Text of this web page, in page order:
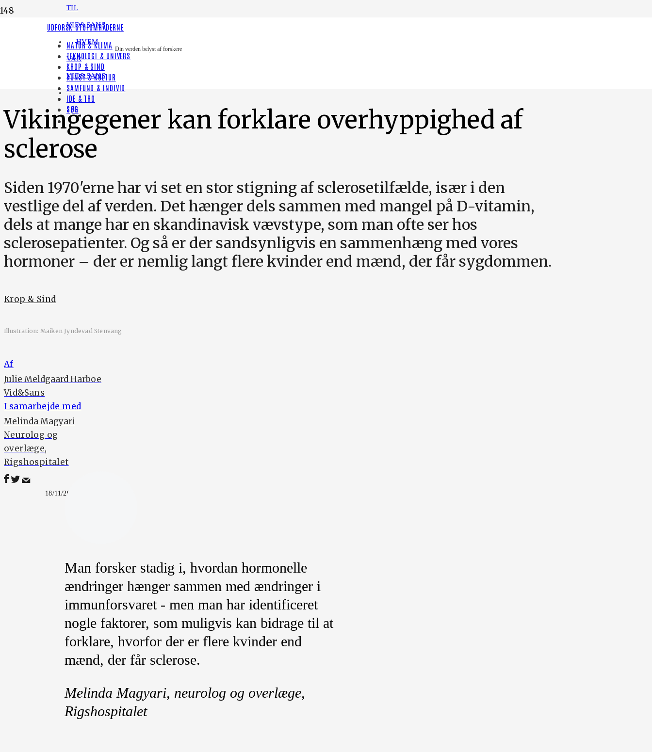
TIL
VID&SANS
HVEM
VAR
VID&SANS
Din verden belyst af forskere
UDFORSK STOFOMRÅDERNE
NATUR & KLIMA
TEKNOLOGI & UNIVERS
KROP & SIND
KUNST & KULTUR
SAMFUND & INDIVID
IDE & TRO
SØG
LYT TIL HISTORIEN
[render_share_by]
Vikingegener kan forklare overhyppighed af
sclerose
Siden 1970'erne har vi set en stor stigning af sclerosetilfælde, især i den
vestlige del af verden. Det hænger dels sammen med mangel på D-vitamin,
dels at mange har en skandinavisk vævstype, som man ofte ser hos
sclerosepatienter. Og så er der sandsynligvis en sammenhæng med vores
hormoner – der er nemlig langt flere kvinder end mænd, der får sygdommen.
Krop & Sind
Illustration: Maiken Jyndevad Stenvang
Af
Julie Meldgaard Harboe
Vid&Sans
I samarbejde med
Melinda Magyari
Neurolog og
overlæge,
Rigshospitalet
18/11/2022
Man forsker stadig i, hvordan hormonelle
ændringer hænger sammen med ændringer i
immunforsvaret - men man har identificeret
nogle faktorer, som muligvis kan bidrage til at
forklare, hvorfor der er flere kvinder end
mænd, der får sclerose.
Melinda Magyari, neurolog og overlæge,
Rigshospitalet